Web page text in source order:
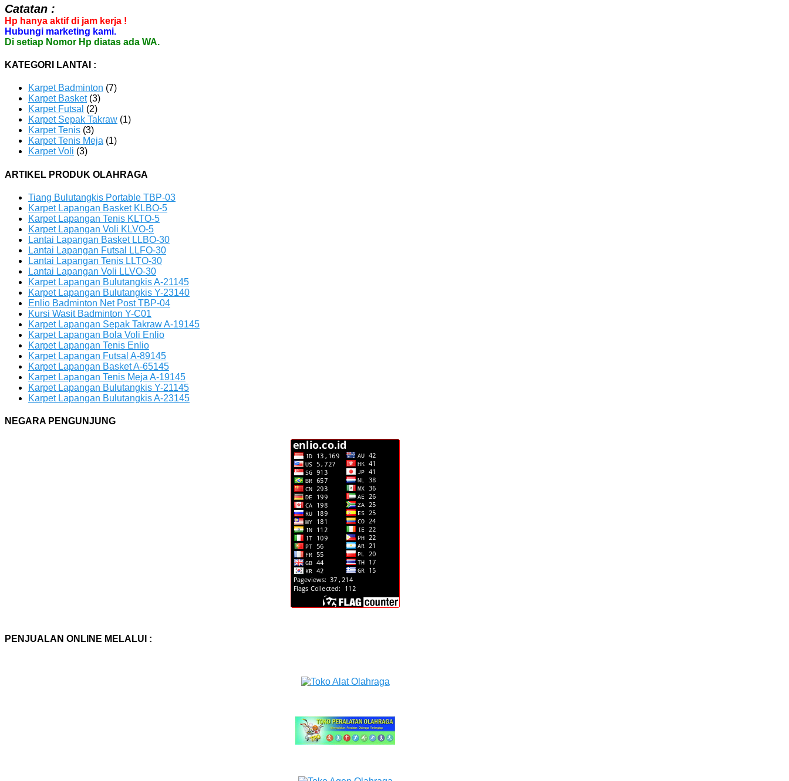
Catatan :
Hp hanya aktif di jam kerja !
Hubungi marketing kami.
Di setiap Nomor Hp diatas ada WA.
KATEGORI LANTAI :
Karpet Badminton (7)
Karpet Basket(3)
Karpet Futsal (2)
Karpet Sepak Takraw (1)
Karpet Tenis (3)
Karpet Tenis Meja (1)
Karpet Voli (3)
ARTIKEL PRODUK OLAHRAGA
Tiang Bulutangkis Portable TBP-03
Karpet Lapangan Basket KLBO-5
Karpet Lapangan Tenis KLTO-5
Karpet Lapangan Voli KLVO-5
Lantai Lapangan Basket LLBO-30
Lantai Lapangan Futsal LLFO-30
Lantai Lapangan Tenis LLTO-30
Lantai Lapangan Voli LLVO-30
Karpet Lapangan Bulutangkis A-21145
Karpet Lapangan Bulutangkis Y-23140
Enlio Badminton Net Post TBP-04
Kursi Wasit Badminton Y-C01
Karpet Lapangan Sepak Takraw A-19145
Karpet Lapangan Bola Voli Enlio
Karpet Lapangan Tenis Enlio
Karpet Lapangan Futsal A-89145
Karpet Lapangan Basket A-65145
Karpet Lapangan Tenis Meja A-19145
Karpet Lapangan Bulutangkis Y-21145
Karpet Lapangan Bulutangkis A-23145
NEGARA PENGUNJUNG
PENJUALAN ONLINE MELALUI :